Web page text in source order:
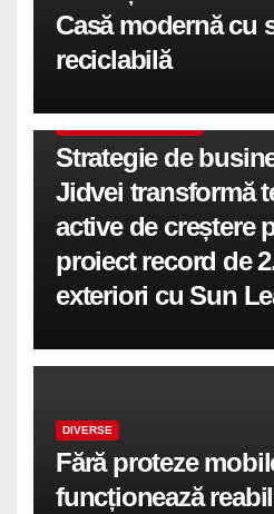
Casă modernă cu
reciclabilă
Strategie de
Jidvei transformă
active de creștere
proiect record de
exteriori cu Sun
DIVERSE
Fără proteze
funcționează